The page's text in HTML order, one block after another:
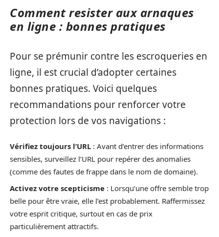
Comment resister aux arnaques
en ligne : bonnes pratiques
Pour se prémunir contre les escroqueries en
ligne, il est crucial d’adopter certaines
bonnes pratiques. Voici quelques
recommandations pour renforcer votre
protection lors de vos navigations :
Vérifiez toujours l’URL : Avant d’entrer des informations
sensibles, surveillez l’URL pour repérer des anomalies
(comme des fautes de frappe dans le nom de domaine).
Activez votre scepticisme : Lorsqu’une offre semble trop
belle pour être vraie, elle l’est probablement. Raffermissez
votre esprit critique, surtout en cas de prix
particulièrement attractifs.